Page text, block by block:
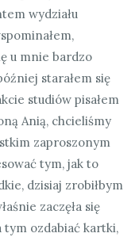
wydziału
u mnie bardzo
starałem się
studiów pisałem
Anią, chcieliśmy
zaproszonym
tym, jak to
dzisiaj zrobiłbym
zaczęła się
tym ozdabiać kartki,